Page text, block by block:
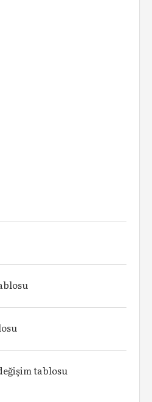
tablosu